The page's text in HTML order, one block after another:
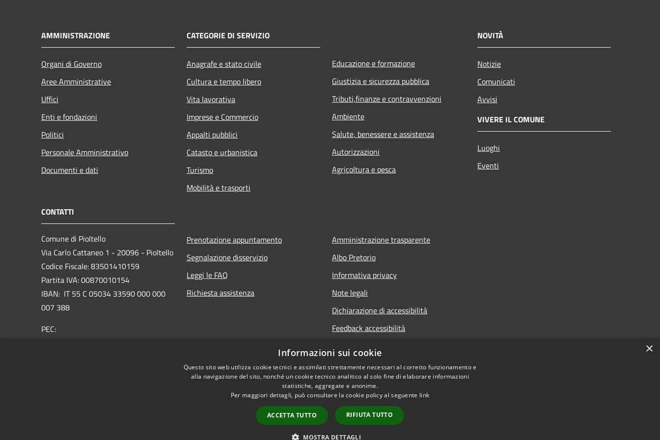
AMMINISTRAZIONE
Organi di Governo
Aree Amministrative
Uffici
Enti e fondazioni
Politici
Personale Amministrativo
Documenti e dati
CATEGORIE DI SERVIZIO
Anagrafe e stato civile
Cultura e tempo libero
Vita lavorativa
Imprese e Commercio
Appalti pubblici
Catasto e urbanistica
Turismo
Mobilità e trasporti
Educazione e formazione
Giustizia e sicurezza pubblica
Tributi,finanze e contravvenzioni
Ambiente
Salute, benessere e assistenza
Autorizzazioni
Agricoltura e pesca
NOVITÀ
Notizie
Comunicati
Avvisi
VIVERE IL COMUNE
Luoghi
Eventi
CONTATTI
Comune di Pioltello
Via Carlo Cattaneo 1 - 20096 - Pioltello
Codice Fiscale: 83501410159
Partita IVA: 00870010154
IBAN: IT 55 C 05034 33590 000 000
007 388
PEC:
Prenotazione appuntamento
Segnalazione disservizio
Leggi le FAQ
Richiesta assistenza
Amministrazione trasparente
Albo Pretorio
Informativa privacy
Note legali
Dichiarazione di accessibilità
Feedback accessibilità
personali
Copyright © 2026 • Comune di Pioltello • Powered by
×
Informazioni sui cookie
Questo sito web utilizza cookie tecnici e assimilati strettamente necessari al corretto funzionamento e
alla navigazione del sito, nonché un cookie tecnico analitico al solo fine di elaborare informazioni
statistiche, aggregate e anonime.
Per maggiori dettagli, può consultare la cookie policy al seguente link
ACCETTA TUTTO RIFIUTA TUTTO
MOSTRA DETTAGLI